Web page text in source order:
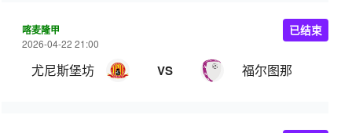
喀麦隆甲
2026-04-22 21:00
尤尼斯堡坊 VS 福尔图那
已结束